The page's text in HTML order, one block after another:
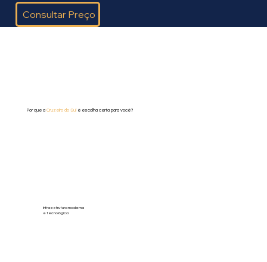
Consultar Preço
Por que aCruzeiro do Sul é escolha certa para você?
Infraestrutura moderna
e tecnológica